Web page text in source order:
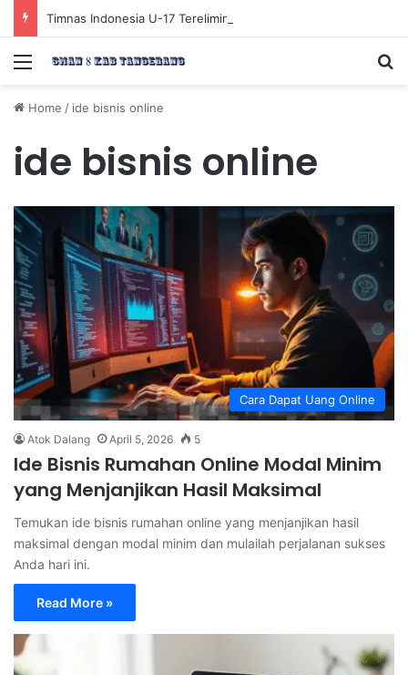
Menu
Home / ide bisnis online
ide bisnis online
Cara Dapat Uang Online
Atok Dalang April 5, 2026 5
Ide Bisnis Rumahan Online Modal Minim
yang Menjanjikan Hasil Maksimal
Temukan ide bisnis rumahan online yang menjanjikan hasil
maksimal dengan modal minim dan mulailah perjalanan sukses
Anda hari ini.
Read More »